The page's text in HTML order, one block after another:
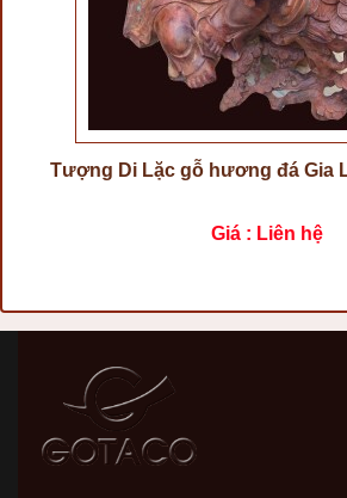
Tượng Di Lặc gỗ hương đá Gia
Giá : Liên hệ